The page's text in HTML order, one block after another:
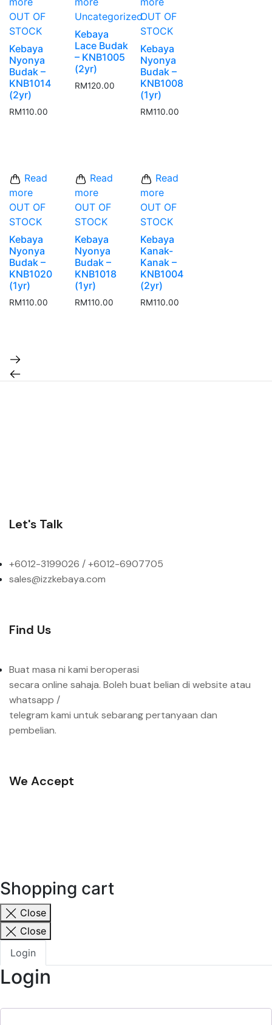
OUT OF
STOCK
Kebaya
Nyonya
Budak –
KNB1014
(2yr)
RM110.00
Uncategorized
Kebaya
Lace Budak
– KNB1005
(2yr)
RM120.00
OUT OF
STOCK
Kebaya
Nyonya
Budak –
KNB1008
(1yr)
RM110.00
Read
more
OUT OF
STOCK
Kebaya
Nyonya
Budak –
KNB1020
(1yr)
RM110.00
Read
more
OUT OF
STOCK
Kebaya
Nyonya
Budak –
KNB1018
(1yr)
RM110.00
Read
more
OUT OF
STOCK
Kebaya
Kanak-
Kanak –
KNB1004
(2yr)
RM110.00
Let's Talk
+6012-3199026 / +6012-6907705
sales@izzkebaya.com
Find Us
Buat masa ni kami beroperasi
secara online sahaja. Boleh buat belian di website atau
whatsapp /
telegram kami untuk sebarang pertanyaan dan
pembelian.
We Accept
Shopping cart
Close
Close
Login
Login